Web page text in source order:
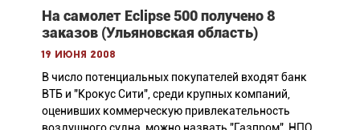
На самолет Eclipse 500 получено 8
заказов (Ульяновская область)
19 июня 2008
В число потенциальных покупателей входят банк
ВТБ и "Крокус Сити", среди крупных компаний,
оценивших коммерческую привлекательность